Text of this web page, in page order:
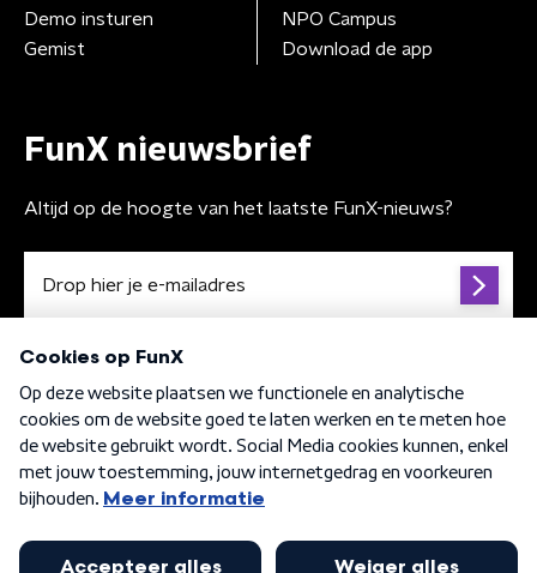
Demo insturen
Gemist
NPO Campus
Download de app
FunX nieuwsbrief
Altijd op de hoogte van het laatste FunX-nieuws?
Algemene voorwaarden Privacybeleid